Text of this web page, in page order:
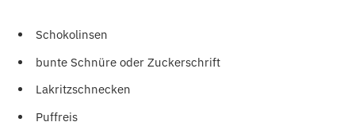
Schokolinsen
bunte Schnüre oder Zuckerschrift
Lakritzschnecken
Puffreis